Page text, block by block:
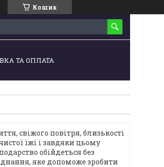
Кошик
ТА ОПЛАТА
свіжого повітря, близькості
їжі і завдяки цьому
обійдеться без
яке допоможе зробити